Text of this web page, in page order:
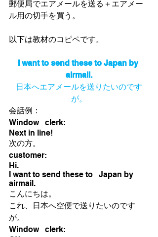
郵便局でエアメールを送る＋エアメー
ル用の切手を買う。
以下は教材のコピペです。
I want to send these to Japan by
airmail.
日本へエアメールを送りたいのです
が。
会話例：
Window   clerk:
Next in line!
次の方。
customer:
Hi.
I want to send these to   Japan by
airmail.
こんにちは。
これ、日本へ空便で送りたいのです
が。
Window   clerk: